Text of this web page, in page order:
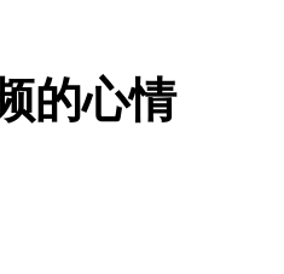
的心情